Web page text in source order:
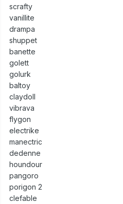
scrafty
vanillite
drampa
shuppet
banette
golett
golurk
baltoy
claydoll
vibrava
flygon
electrike
manectric
dedenne
houndour
pangoro
porigon 2
clefable